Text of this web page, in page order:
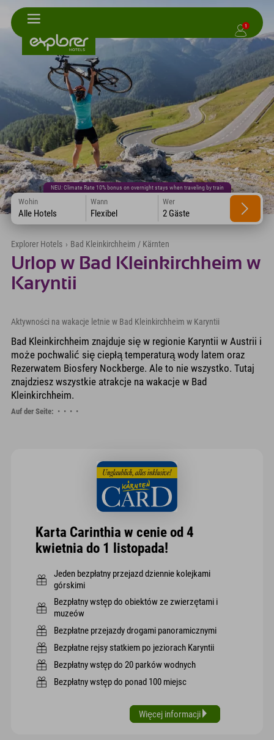
1
NEU: Climate Rate 10% bonus on overnight stays when traveling by train
Wohin
Alle Hotels
Wann
Flexibel
Wer
2 Gäste
Explorer Hotels › Bad Kleinkirchheim / Kärnten
Urlop w Bad Kleinkirchheim w
Karyntii
Aktywności na wakacje letnie w Bad Kleinkirchheim w Karyntii
Bad Kleinkirchheim znajduje się w regionie Karyntii w Austrii i
może pochwalić się ciepłą temperaturą wody latem oraz
Rezerwatem Biosfery Nockberge. Ale to nie wszystko. Tutaj
znajdziesz wszystkie atrakcje na wakacje w Bad
Kleinkirchheim.
Auf der Seite:
Karta Carinthia w cenie od 4
kwietnia do 1 listopada!
Jeden bezpłatny przejazd dziennie kolejkami
górskimi
Bezpłatny wstęp do obiektów ze zwierzętami i
muzeów
Bezpłatne przejazdy drogami panoramicznymi
Bezpłatne rejsy statkiem po jeziorach Karyntii
Bezpłatny wstęp do 20 parków wodnych
Bezpłatny wstęp do ponad 100 miejsc
Więcej informacji